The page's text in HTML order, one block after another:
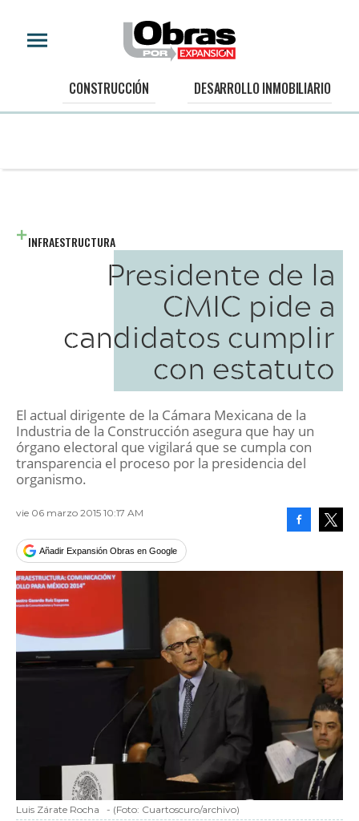
CONSTRUCCIÓN DESARROLLO INMOBILIARIO
INFRAESTRUCTURA
Presidente de la
CMIC pide a
candidatos cumplir
con estatuto
El actual dirigente de la Cámara Mexicana de la
Industria de la Construcción asegura que hay un
órgano electoral que vigilará que se cumpla con
transparencia el proceso por la presidencia del
organismo.
vie 06 marzo 2015 10:17 AM
Añadir Expansión Obras en Google
Luis Zárate Rocha - (Foto: Cuartoscuro/archivo)